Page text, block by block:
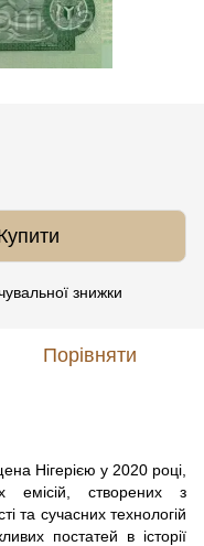
знижки
Порівняти
Нігерією у 2020 році,
емісій, створених з
та сучасних технологій
постатей в історії